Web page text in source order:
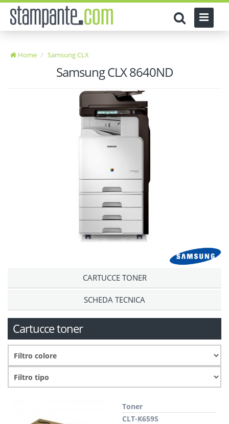
Home Samsung CLX
Samsung CLX 8640ND
CARTUCCE TONER
SCHEDA TECNICA
Cartucce toner
Toner
CLT-K659S